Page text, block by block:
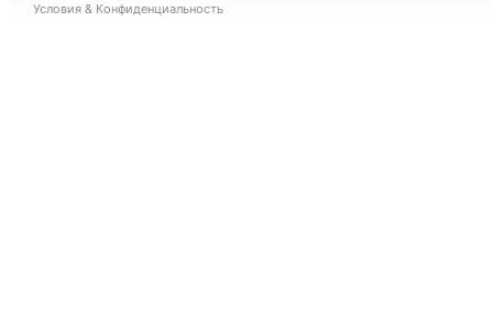
Условия & Конфиденциальность